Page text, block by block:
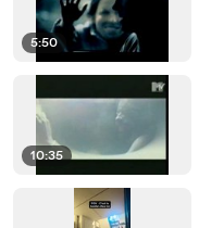
5:50
10:35